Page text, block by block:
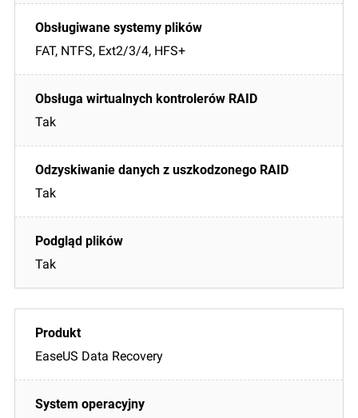
FAT, NTFS, Ext2/3/4, HFS+
Tak
Tak
Tak
EaseUS Data Recovery